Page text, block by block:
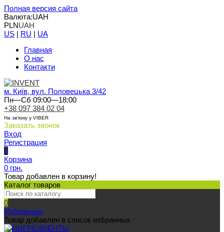
Полная версия сайта
Валюта:UAH
PLNUAH
US | RU | UA
Главная
О нас
Контакти
м. Київ, вул. Половецька 3/42
Пн—Сб 09:00—18:00
+38 097 384 02 04
На зв'язку у VIBER
Заказать звонок
Вход
Регистрация
0
Корзина
0 грн.
Товар добавлен в корзину!
Каталог товаров
0
Избранные
Товар добавлен в список избранных